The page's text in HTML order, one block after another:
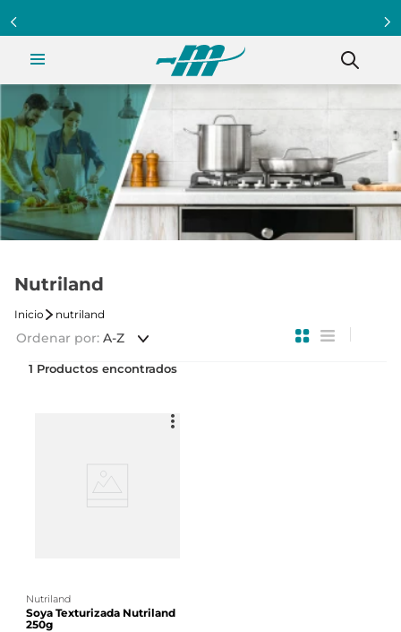
Nutriland
nutriland
Ordenar por A-Z
1
nutriland
Soya Texturizada Nutriland
250g